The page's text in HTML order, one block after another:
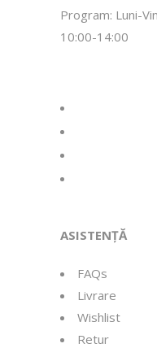
Program: Luni-
10:00-14:00
ASISTENȚĂ
FAQs
Livrare
Wishlist
Retur